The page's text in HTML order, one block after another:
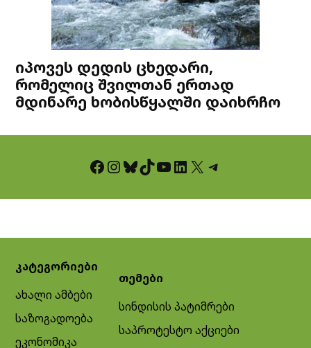
იპოვეს დედის ცხედარი,
რომელიც შვილთან ერთად
მდინარე ხობისწყალში დაიხრჩო
Facebook InstagramBluesky TikTok YouTube LinkedIn X Telegram
კატეგორიები
ახალი ამბები
საზოგადოება
ეკონომიკა
თემები
სინდისის პატიმრები
საპროტესტო აქციები